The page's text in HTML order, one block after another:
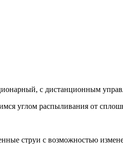
с дистанционным
углом распыливания от
струи с возможностью